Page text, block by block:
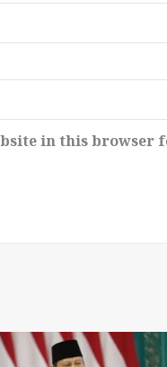
in this browser